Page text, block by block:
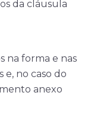
da cláusula
na forma e nas
e, no caso do
anexo